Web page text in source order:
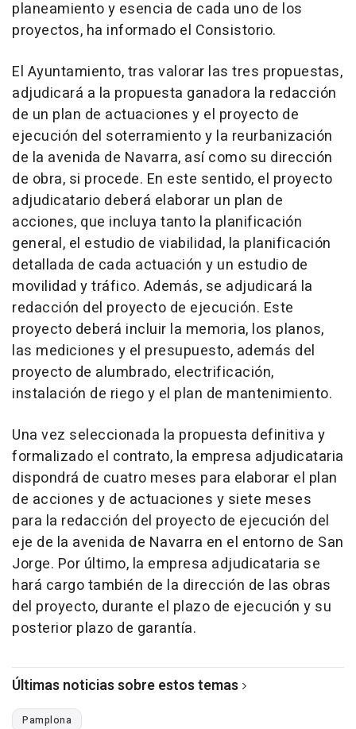
planeamiento y esencia de cada uno de los
proyectos, ha informado el Consistorio.
El Ayuntamiento, tras valorar las tres propuestas,
adjudicará a la propuesta ganadora la redacción
de un plan de actuaciones y el proyecto de
ejecución del soterramiento y la reurbanización
de la avenida de Navarra, así como su dirección
de obra, si procede. En este sentido, el proyecto
adjudicatario deberá elaborar un plan de
acciones, que incluya tanto la planificación
general, el estudio de viabilidad, la planificación
detallada de cada actuación y un estudio de
movilidad y tráfico. Además, se adjudicará la
redacción del proyecto de ejecución. Este
proyecto deberá incluir la memoria, los planos,
las mediciones y el presupuesto, además del
proyecto de alumbrado, electrificación,
instalación de riego y el plan de mantenimiento.
Una vez seleccionada la propuesta definitiva y
formalizado el contrato, la empresa adjudicataria
dispondrá de cuatro meses para elaborar el plan
de acciones y de actuaciones y siete meses
para la redacción del proyecto de ejecución del
eje de la avenida de Navarra en el entorno de San
Jorge. Por último, la empresa adjudicataria se
hará cargo también de la dirección de las obras
del proyecto, durante el plazo de ejecución y su
posterior plazo de garantía.
Últimas noticias sobre estos temas
Pamplona